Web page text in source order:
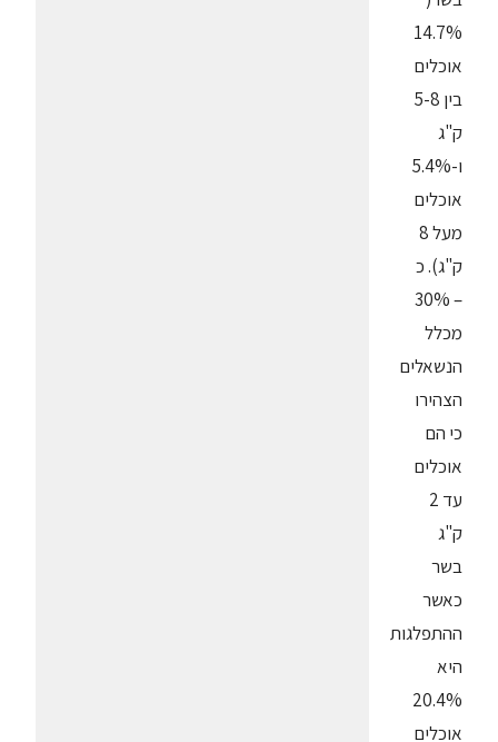
14.7%
אוכלים
בין 5-8
ק"ג
ו-5.4%
אוכלים
מעל 8
ק"ג). כ
– 30%
מכלל
הנשאלים
הצהירו
כי הם
אוכלים
עד 2
ק"ג
בשר
כאשר
ההתפלגות
היא
20.4%
אוכלים